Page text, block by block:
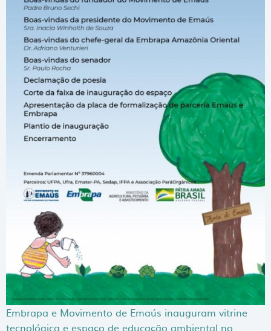
Embrapa e Movimento de Emaús inauguram vitrine
tecnológica e espaço de educação ambiental no